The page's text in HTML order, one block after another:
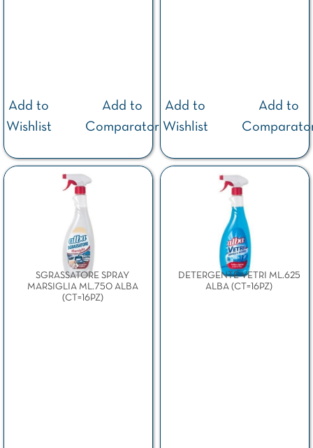
Add to
Wishlist
Add to
Comparator
Add to
Wishlist
Add to
SGRASSATORE SPRAY
MARSIGLIA ML.750 ALBA
(CT=16PZ)
DETERGENTE VETRI ML.625
ALBA (CT=16PZ)